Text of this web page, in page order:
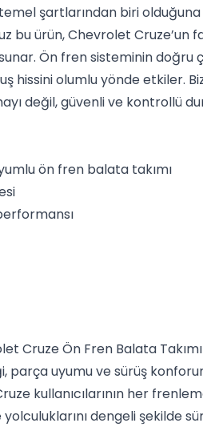
şartlarından biri olduğuna
bu ürün, Chevrolet Cruze’un
Ön fren sisteminin doğru
hissini olumlu yönde etkiler.
değil, güvenli ve kontrollü
ön fren balata takımı
Cruze Ön Fren Balata Takımı
parça uyumu ve sürüş
kullanıcılarının her
dengeli şekilde